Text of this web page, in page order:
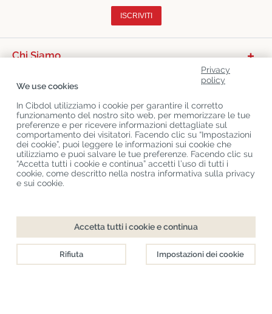
ISCRIVITI
Chi Siamo
Ultimo CBD Blogs
Privacy
policy
We use cookies
In Cibdol utilizziamo i cookie per garantire il corretto
funzionamento del nostro sito web, per memorizzare le tue
preferenze e per ricevere informazioni dettagliate sul
comportamento dei visitatori. Facendo clic su “Impostazioni
dei cookie”, puoi leggere le informazioni sui cookie che
utilizziamo e puoi salvare le tue preferenze. Facendo clic su
“Accetta tutti i cookie e continua” accetti l’uso di tutti i
cookie, come descritto nella nostra informativa sulla privacy
e sui cookie.
Accetta tutti i cookie e continua
Rifiuta Impostazioni dei cookie
Copyright©Cibdol Last updated 06-08-2026
Cibdol bv , Handelsweg 1a, 5492NL Sint-Oedenrode, the Netherlands
KvK: 76495035 VAT: NL860644923B01